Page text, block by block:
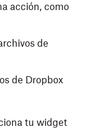
acción, como
de
de Dropbox
tu widget